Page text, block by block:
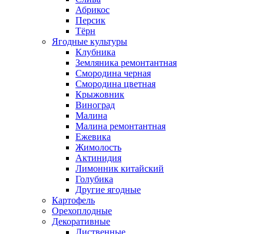
Абрикос
Персик
Тёрн
Ягодные культуры
Клубника
Земляника ремонтантная
Смородина черная
Смородина цветная
Крыжовник
Виноград
Малина
Малина ремонтантная
Ежевика
Жимолость
Актинидия
Лимонник китайский
Голубика
Другие ягодные
Картофель
Орехоплодные
Декоративные
Лиственные